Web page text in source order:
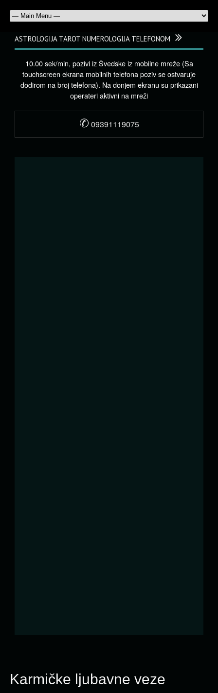
Karmičke ljubavne veze
ASTROLOGIJA TAROT NUMEROLOGIJA TELEFONOM
10.00 sek/min, pozivi iz Švedske iz mobilne mreže (Sa
touchscreen ekrana mobilnih telefona poziv se ostvaruje
dodirom na broj telefona). Na donjem ekranu su prikazani
operateri aktivni na mreži
✆ 09391119075